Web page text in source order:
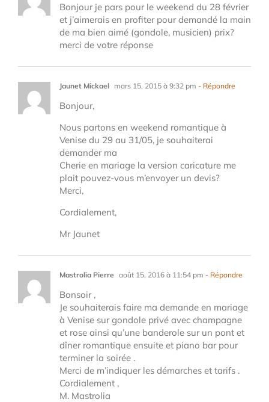
Bonjour je pars pour le weekend du 28 février
et j’aimerais en profiter pour demandé la main
de ma bien aimé (gondole, musicien) prix?
merci de votre réponse
Jaunet Mickael mars 15, 2015 à 9:32 pm - Répondre
Bonjour,
Nous partons en weekend romantique à
Venise du 29 au 31/05, je souhaiterai
demander ma
Cherie en mariage la version caricature me
plait pouvez-vous m’envoyer un devis?
Merci,
Cordialement,
Mr Jaunet
Mastrolia Pierre août 15, 2016 à 11:54 pm - Répondre
Bonsoir ,
Je souhaiterais faire ma demande en mariage
à Venise sur gondole privé avec champagne
et rose ainsi qu’une banderole sur un pont et
dîner romantique ensuite et piano bar pour
terminer la soirée .
Merci de m’indiquer les démarches et tarifs .
Cordialement ,
M. Mastrolia